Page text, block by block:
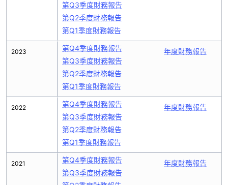
2023
2022
2021
第Q3季度財務報告
第Q2季度財務報告
第Q1季度財務報告
第Q4季度財務報告
第Q3季度財務報告
第Q2季度財務報告
第Q1季度財務報告
年度財務報告
第Q4季度財務報告
第Q3季度財務報告
第Q2季度財務報告
第Q1季度財務報告
年度財務報告
第Q4季度財務報告
第Q3季度財務報告
年度財務報告